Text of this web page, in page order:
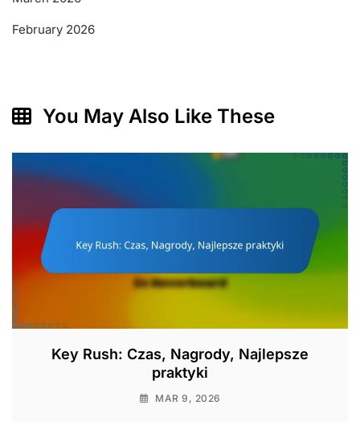
February 2026
You May Also Like These
Key Rush: Czas, Nagrody, Najlepsze
praktyki
MAR 9, 2026